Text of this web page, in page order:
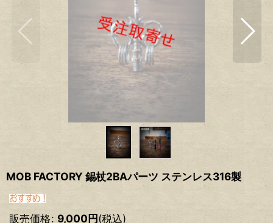
MOB FACTORY 錫杖2BAパーツ ステンレス316製
販売価格: 9,000円(税込)